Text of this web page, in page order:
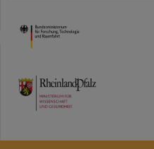
HMWK
TMWWDG